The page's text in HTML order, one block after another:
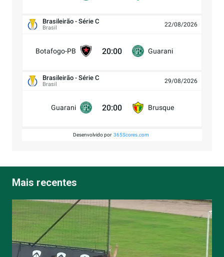
Brasileirão - Série C
Brasil 22/08/2026
Botafogo-PB 20:00 Guarani
Brasileirão - Série C
Brasil 29/08/2026
Guarani 20:00 Brusque
Desenvolvido por 365Scores.com
Mais recentes